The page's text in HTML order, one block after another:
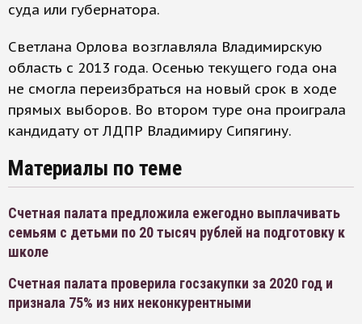
суда или губернатора.
Светлана Орлова возглавляла Владимирскую
область с 2013 года. Осенью текущего года она
не смогла переизбраться на новый срок в ходе
прямых выборов. Во втором туре она проиграла
кандидату от ЛДПР Владимиру Сипягину.
Материалы по теме
Счетная палата предложила ежегодно выплачивать
семьям с детьми по 20 тысяч рублей на подготовку к
школе
Счетная палата проверила госзакупки за 2020 год и
признала 75% из них неконкурентными